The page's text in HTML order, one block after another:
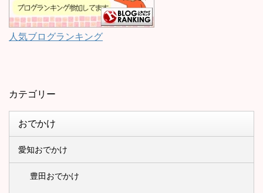
人気ブログランキング
カテゴリー
おでかけ
愛知おでかけ
豊田おでかけ